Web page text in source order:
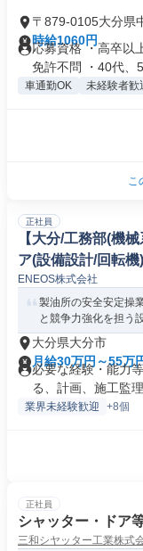
〒879-0105大分県
時給1060円
応募資格 ・高卒以
免許不問 ・40代、
車通勤OK 未経験者歓
こ
正社員
【大分/工務部(機
ア(設備設計/回転
ENEOS株式会社
製油所の安全安定操
と競争力強化を担う
大分県大分市
月給30万円～55万
必要な経験・能力
る、計画、施工監
業界未経験歓迎 +8個
正社員
シャッター・ドア
三和シヤッター工業株式